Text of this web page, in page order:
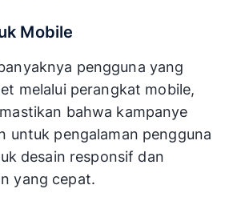
Mobile
pengguna yang
melalui perangkat mobile,
bahwa kampanye
untuk pengalaman pengguna
desain responsif dan
yang cepat.